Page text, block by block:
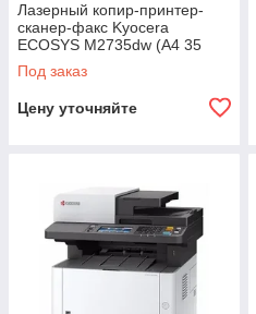
Лазерный копир-принтер-
сканер-факс Kyocera
ECOSYS M2735dw (А4 35
ppm 1200dpi 512Mb USB
Network Wi-Fi touch
Под заказ
Цену уточняйте